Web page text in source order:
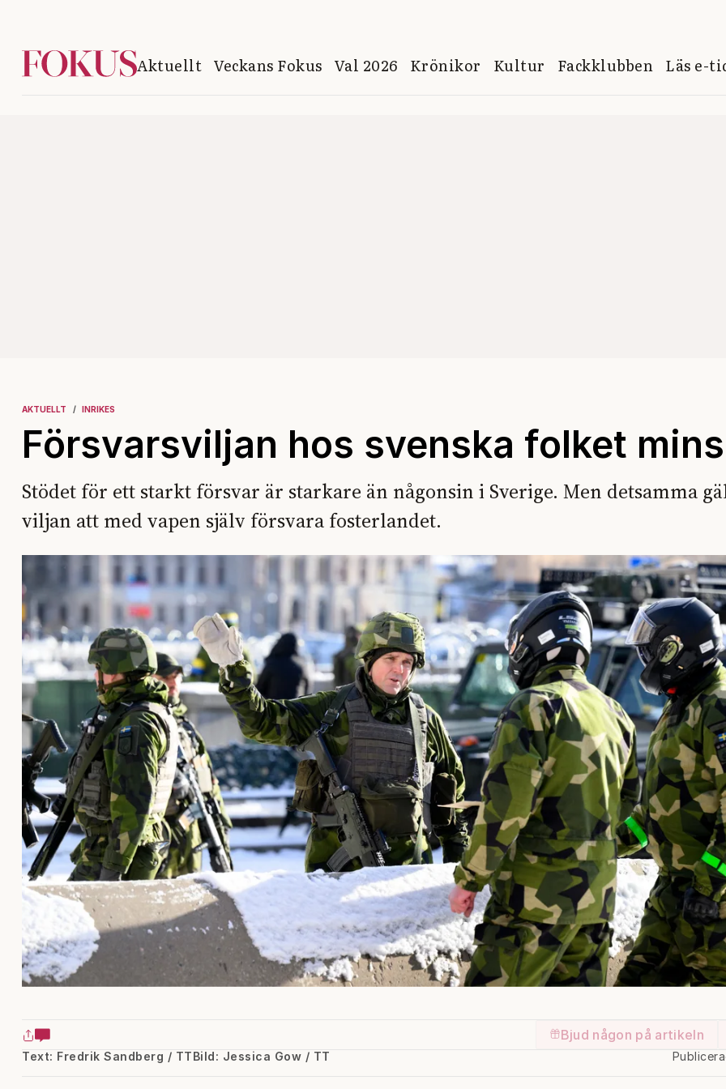
Aktuellt Veckans Fokus Val 2026 Krönikor Kultur Fackklubben Läs e-
AKTUELLT INRIKES
Försvarsviljan hos svenska folket
Stödet för ett starkt försvar är starkare än någonsin i Sverige. Men detsamma
viljan att med vapen själv försvara fosterlandet.
Bjud någon på artikeln
Text: Fredrik Sandberg / TTBild: Jessica Gow / TT